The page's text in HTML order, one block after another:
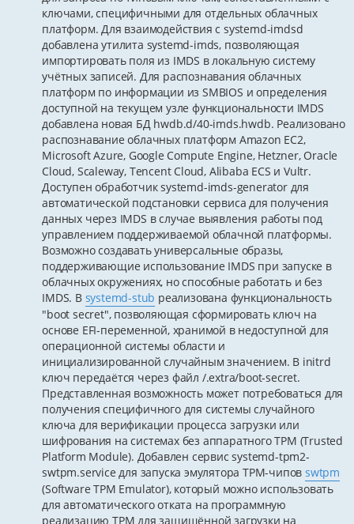
ключами, специфичными для отдельных облачных
платформ. Для взаимодействия с systemd-imdsd
добавлена утилита systemd-imds, позволяющая
импортировать поля из IMDS в локальную систему
учётных записей. Для распознавания облачных
платформ по информации из SMBIOS и определения
доступной на текущем узле функциональности IMDS
добавлена новая БД hwdb.d/40-imds.hwdb. Реализовано
распознавание облачных платформ Amazon EC2,
Microsoft Azure, Google Compute Engine, Hetzner, Oracle
Cloud, Scaleway, Tencent Cloud, Alibaba ECS и Vultr.
Доступен обработчик systemd-imds-generator для
автоматической подстановки сервиса для получения
данных через IMDS в случае выявления работы под
управлением поддерживаемой облачной платформы.
Возможно создавать универсальные образы,
поддерживающие использование IMDS при запуске в
облачных окружениях, но способные работать и без
IMDS. В systemd-stub реализована функциональность
"boot secret", позволяющая сформировать ключ на
основе EFI-переменной, хранимой в недоступной для
операционной системы области и
инициализированной случайным значением. В initrd
ключ передаётся через файл /.extra/boot-secret.
Представленная возможность может потребоваться для
получения специфичного для системы случайного
ключа для верификации процесса загрузки или
шифрования на системах без аппаратного TPM (Trusted
Platform Module). Добавлен сервис systemd-tpm2-
swtpm.service для запуска эмулятора TPM-чипов swtpm
(Software TPM Emulator), который можно использовать
для автоматического отката на программную
реализацию TPM для защищённой загрузки на